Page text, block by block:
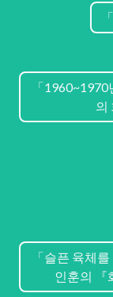
「
의
「슬픈 육체
인훈의 『